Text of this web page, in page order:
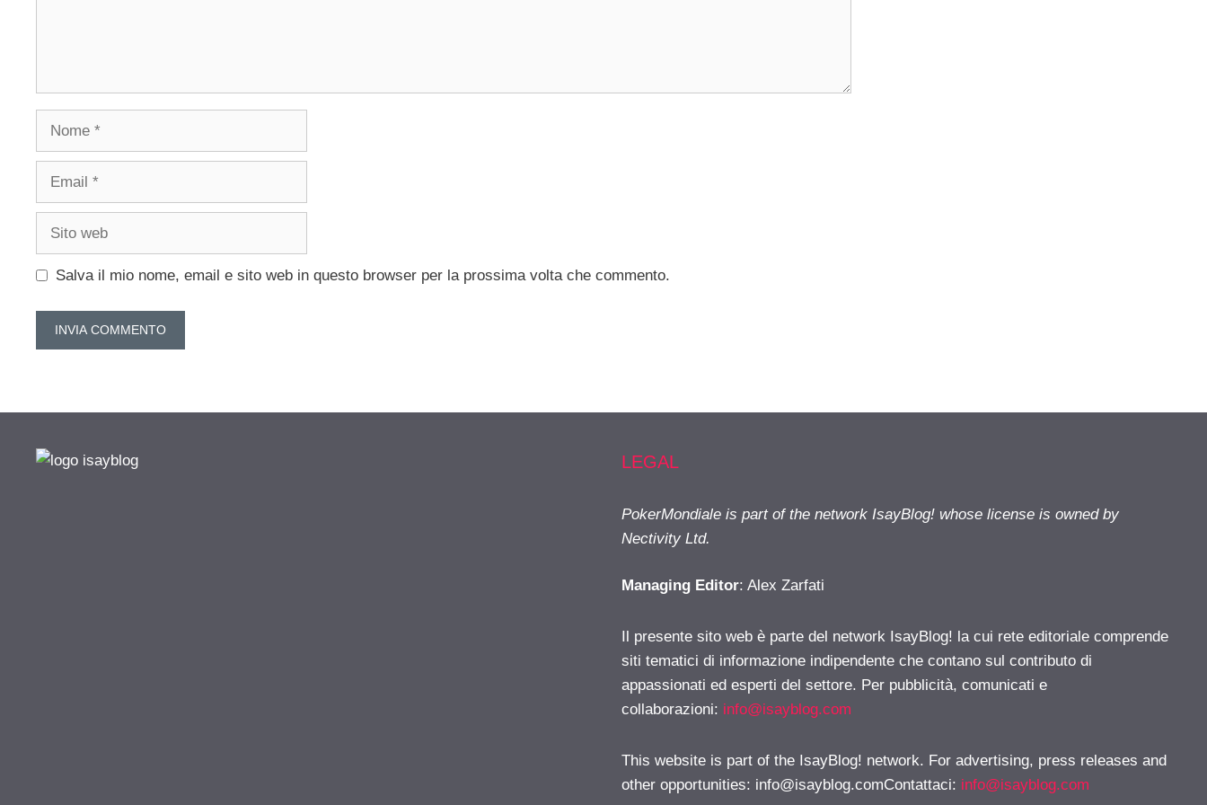
Nome
Email
Sito
Salva il mio nome, email e sito web in questo browser per la prossima volta che commento.
LEGAL
PokerMondiale is part of the network IsayBlog! whose license is owned by
Nectivity Ltd.
Managing Editor: Alex Zarfati
Il presente sito web è parte del network IsayBlog! la cui rete editoriale comprende
siti tematici di informazione indipendente che contano sul contributo di
appassionati ed esperti del settore. Per pubblicità, comunicati e
collaborazioni: info@isayblog.com
This website is part of the IsayBlog! network. For advertising, press releases and
other opportunities: info@isayblog.comContattaci: info@isayblog.com